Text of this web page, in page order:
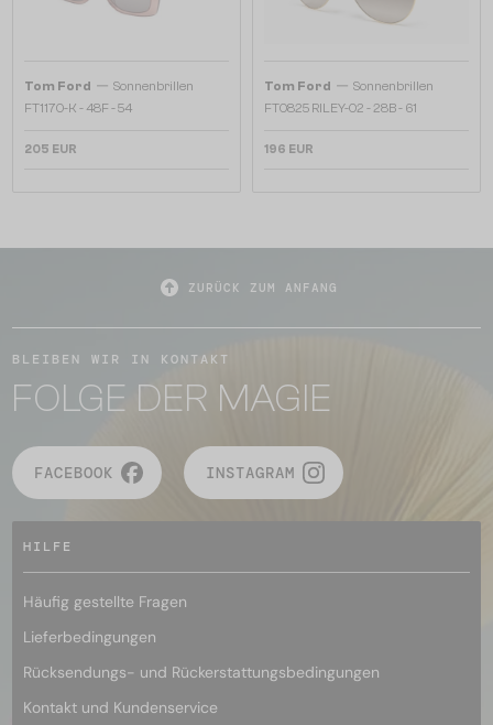
Tom Ford — Sonnenbrillen
FT1170-K - 48F - 54
205 EUR
Tom Ford — Sonnenbrillen
FT0825 RILEY-02 - 28B - 61
196 EUR
ZURÜCK ZUM ANFANG
BLEIBEN WIR IN KONTAKT
FOLGE DER MAGIE
FACEBOOK INSTAGRAM
HILFE
Häufig gestellte Fragen
Lieferbedingungen
Rücksendungs- und Rückerstattungsbedingungen
Kontakt und Kundenservice